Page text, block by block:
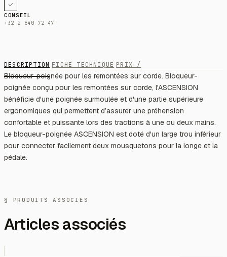
CONSEIL
+32 2 640 72 47
DESCRIPTION FICHE TECHNIQUE PRIX /
Bloqueur-poignée pour les remontées sur corde. Bloqueur-
poignée conçu pour les remontées sur corde, l'ASCENSION
bénéficie d'une poignée surmoulée et d'une partie supérieure
ergonomiques qui permettent d’assurer une préhension
confortable et puissante lors des tractions à une ou deux mains.
Le bloqueur-poignée ASCENSION est doté d'un large trou inférieur
pour connecter facilement deux mousquetons pour la longe et la
pédale.
§ PRODUITS ASSOCIÉS
Articles associés